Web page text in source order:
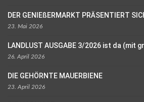
DER GENIEßERMARKT PRÄSENTIERT
23. Mai 2026
LANDLUST AUSGABE 3/2026 ist da (mit
26. April 2026
DIE GEHÖRNTE MAUERBIENE
23. April 2026